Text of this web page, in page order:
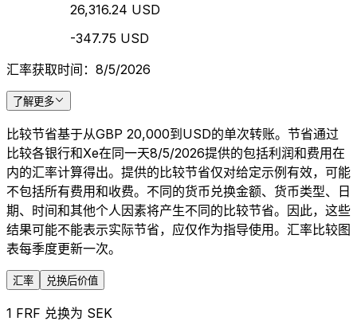
26,316.24 USD
-347.75 USD
汇率获取时间：8/5/2026
了解更多
比较节省基于从GBP 20,000到USD的单次转账。节省通过
比较各银行和Xe在同一天8/5/2026提供的包括利润和费用在
内的汇率计算得出。提供的比较节省仅对给定示例有效，可能
不包括所有费用和收费。不同的货币兑换金额、货币类型、日
期、时间和其他个人因素将产生不同的比较节省。因此，这些
结果可能不能表示实际节省，应仅作为指导使用。汇率比较图
表每季度更新一次。
汇率 兑换后价值
1 FRF 兑换为 SEK